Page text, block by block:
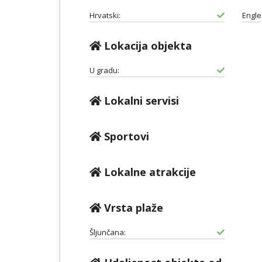
Hrvatski:
Lokacija objekta
U gradu:
Lokalni servisi
Sportovi
Lokalne atrakcije
Vrsta plaže
Šljunčana: